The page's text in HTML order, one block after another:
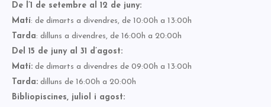
De l’1 de setembre al 12 de juny:
Matí: de dimarts a divendres, de 10:00h a 13:00h
Tarda: dilluns a divendres, de 16:00h a 20:00h
Del 15 de juny al 31 d’agost:
Matí: de dimarts a divendres de 09:00h a 13:00h
Tarda: dilluns de 16:00h a 20:00h
Bibliopiscines, juliol i agost: